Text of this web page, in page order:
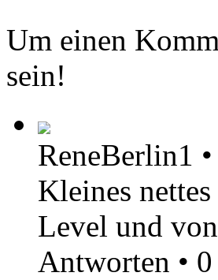
Um einen
sein!
ReneBerlin1 •
Kleines
Level und
Antworten • 0